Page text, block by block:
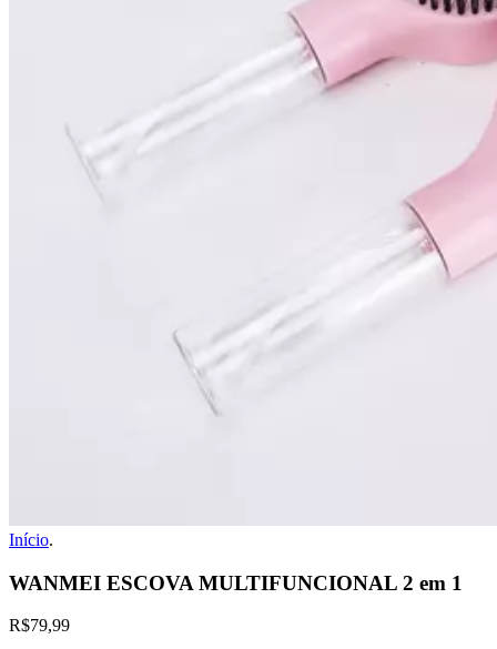
Início.
WANMEI ESCOVA MULTIFUNCIONAL 2 em 1
R$79,99